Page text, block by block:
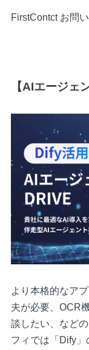
FirstContct お問
【AIエージェ
より本格的なア
夫が必要、OCR
談したい、など
フィでは「Dify」